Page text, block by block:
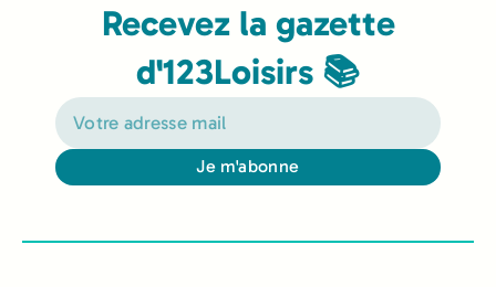
Recevez la gazette
d'123Loisirs 📚
Je m'abonne